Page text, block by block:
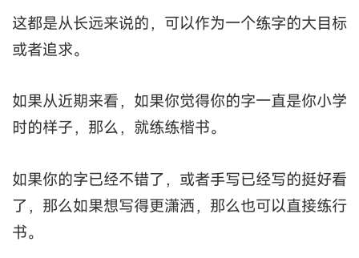
这都是从长远来说的，可以作为一个练字的大目标
或者追求。
如果从近期来看，如果你觉得你的字一直是你小学
时的样子，那么，就练练楷书。
如果你的字已经不错了，或者手写已经写的挺好看
了，那么如果想写得更潇洒，那么也可以直接练行
书。